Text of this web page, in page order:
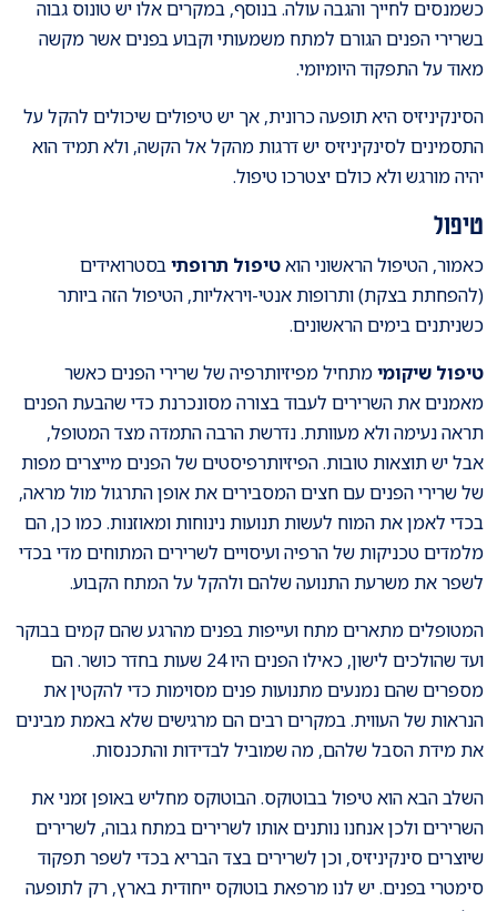
כשמנסים לחייך והגבה עולה. בנוסף, במקרים אלו יש טונוס גבוה
בשרירי הפנים הגורם למתח משמעותי וקבוע בפנים אשר מקשה
מאוד על התפקוד היומיומי.
הסינקיניזיס היא תופעה כרונית, אך יש טיפולים שיכולים להקל על
התסמינים לסינקיניזיס יש דרגות מהקל אל הקשה, ולא תמיד הוא
יהיה מורגש ולא כולם יצטרכו טיפול.
טיפול
כאמור, הטיפול הראשוני הואטיפול תרופתיבסטרואידים
(להפחתת בצקת) ותרופות אנטי-ויראליות, הטיפול הזה ביותר
כשניתנים בימים הראשונים.
טיפול שיקומימתחיל מפיזיותרפיה של שרירי הפנים כאשר
מאמנים את השרירים לעבוד בצורה מסונכרנת כדי שהבעת הפנים
תראה נעימה ולא מעוותת. נדרשת הרבה התמדה מצד המטופל,
אבל יש תוצאות טובות. הפיזיותרפיסטים של הפנים מייצרים מפות
של שרירי הפנים עם חצים המסבירים את אופן התרגול מול מראה,
בכדי לאמן את המוח לעשות תנועות נינוחות ומאוזנות. כמו כן, הם
מלמדים טכניקות של הרפיה ועיסויים לשרירים המתוחים מדי בכדי
לשפר את משרעת התנועה שלהם ולהקל על המתח הקבוע.
המטופלים מתארים מתח ועייפות בפנים מהרגע שהם קמים בבוקר
ועד שהולכים לישון, כאילו הפנים היו 24 שעות בחדר כושר. הם
מספרים שהם נמנעים מתנועות פנים מסוימות כדי להקטין את
הנראות של העווית. במקרים רבים הם מרגישים שלא באמת מבינים
את מידת הסבל שלהם, מה שמוביל לבדידות והתכנסות.
השלב הבא הוא טיפול בבוטוקס. הבוטוקס מחליש באופן זמני את
השרירים ולכן אנחנו נותנים אותו לשרירים במתח גבוה, לשרירים
שיוצרים סינקיניזיס, וכן לשרירים בצד הבריא בכדי לשפר תפקוד
סימטרי בפנים. יש לנו מרפאת בוטוקס ייחודית בארץ, רק לתופעה